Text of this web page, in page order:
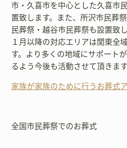
市・久喜市を中心とした久喜市
置致します。また、所沢市民葬
民葬祭・越谷市民葬祭も設置致
１月以降の対応エリアは関東全
す。より多くの地域にサポート
るよう今後も活動させて頂きます
家族が家族のために行うお葬式
全国市民葬祭でのお葬式